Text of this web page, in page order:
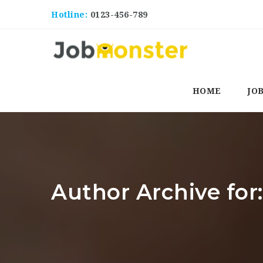
Hotline: 0123-456-789
HOME
Author Archive